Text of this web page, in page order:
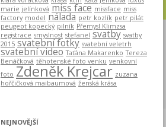
marie jelínková miss face missface miss
factory model nálada petr kozlík petr pilát
peugeot kopecký pilník Přemysl Klimzsa
registrace smyslnost stefanel svatby svatby
2015 svatební fotky svatební veletrh
svatební video Taťána Makarenko Tereza
Benáčková těhotenské foto venku venkovní
foto Zdeněk Krejcar zuzana
hořčičková maibaumová ženská krása
NEJNOVĚJŠÍ